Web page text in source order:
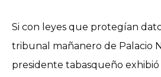
Si con leyes que protegían
tribunal mañanero de Palacio
presidente tabasqueño